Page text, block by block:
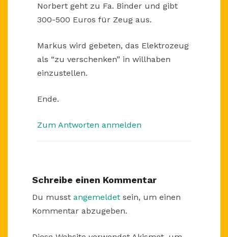
Norbert geht zu Fa. Binder und gibt
300-500 Euros für Zeug aus.
Markus wird gebeten, das Elektrozeug
als “zu verschenken” in willhaben
einzustellen.
Ende.
Zum Antworten anmelden
Schreibe einen Kommentar
Du musst angemeldet sein, um einen
Kommentar abzugeben.